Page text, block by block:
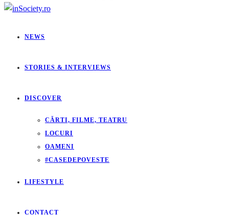
NEWS
STORIES & INTERVIEWS
DISCOVER
CĂRTI, FILME, TEATRU
LOCURI
OAMENI
#CASEDEPOVESTE
LIFESTYLE
CONTACT